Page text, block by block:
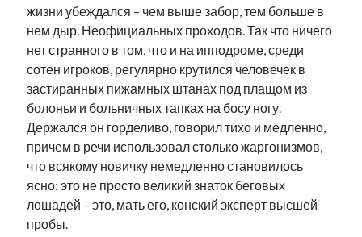
жизни убеждался – чем выше забор, тем больше в
нем дыр. Неофициальных проходов. Так что ничего
нет странного в том, что и на ипподроме, среди
сотен игроков, регулярно крутился человечек в
застиранных пижамных штанах под плащом из
болоньи и больничных тапках на босу ногу.
Держался он горделиво, говорил тихо и медленно,
причем в речи использовал столько жаргонизмов,
что всякому новичку немедленно становилось
ясно: это не просто великий знаток беговых
лошадей – это, мать его, конский эксперт высшей
пробы.